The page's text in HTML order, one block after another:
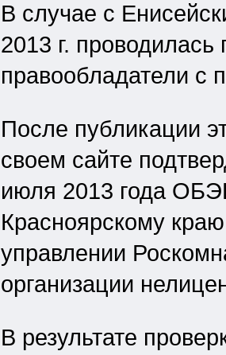
В случае с
2013 г.
правообладатели с
После публикации
своем сайте
июля 2013 года
Красноярскому
управлении
организации
В результате